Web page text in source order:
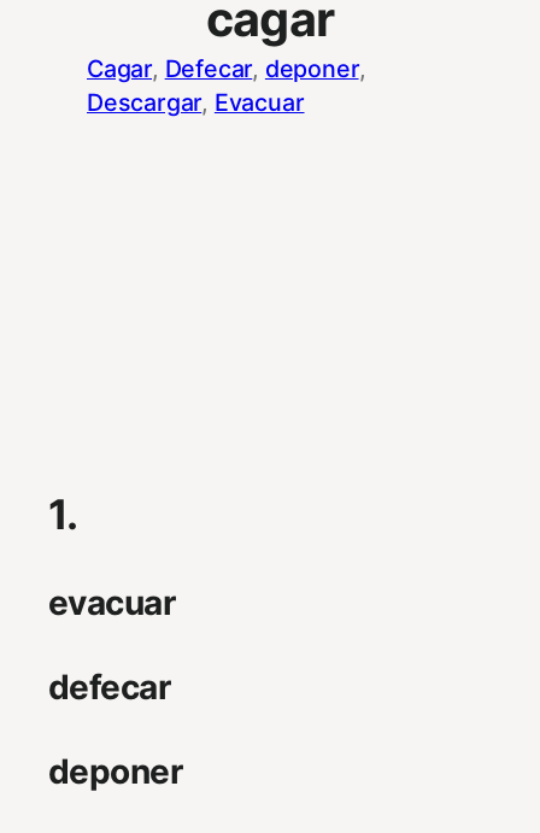
cagar
Cagar, Defecar, deponer
Descargar, Evacuar
1.
evacuar
defecar
deponer